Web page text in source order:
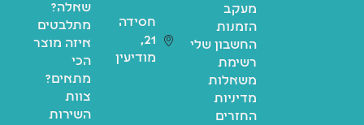
מעקב
הזמנות
החשבון שלי
רשימת
משאלות
מדיניות
החזרים
חסידה
21,
מודיעין
שאלה?
מתלבטים
איזה מוצר
הכי
מתאים?
צוות
השירות